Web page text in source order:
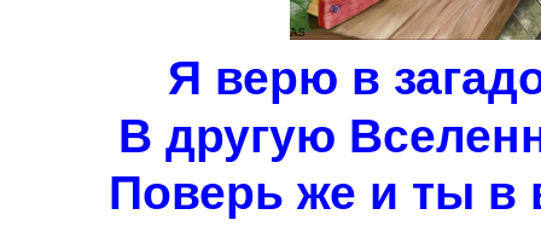
Я верю в
В другую
Поверь же и ты в